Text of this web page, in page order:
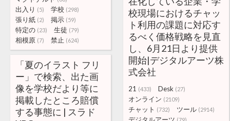
出入り (5) 学校 (298)
張り紙 (2) 掲示 (59)
特定の (23) 生徒 (79)
相模原 (7) 禁止 (624)
校現場におけるチャッ
ト利用の課題に対応す
るべく価格戦略を見直
し、6月21日より提供
開始|デジタルアーツ株
式会社
21 (433) Desk (27)
オンライン (2109)
チャット (732) ツール (2914)
「夏のイラスト フリ
ー」で検索、出た画
像を学校だより等に
掲載したところ賠償
する事態に | スラド